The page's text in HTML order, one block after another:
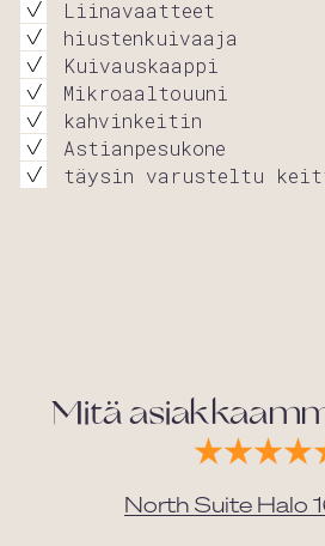
Liinavaatteet
hiustenkuivaaja
Kuivauskaappi
Mikroaaltouuni
kahvinkeitin
Astianpesukone
täysin varusteltu
Mitä
North Suite Halo